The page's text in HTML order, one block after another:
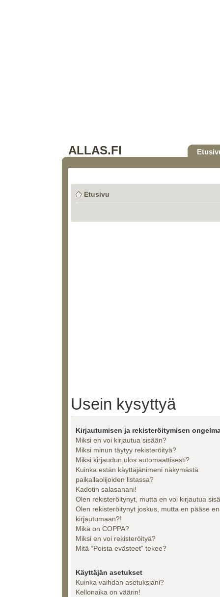
ALLAS.FI
Etusivu
Usein kysyttyä
Kirjautumisen ja rekisteröitymisen
Miksi en voi kirjautua sisään?
Miksi minun täytyy rekisteröityä?
Miksi kirjaudun ulos automaattisesti?
Kuinka estän käyttäjänimeni näkymästä
paikallaolijoiden listassa?
Kadotin salasanani!
Olen rekisteröitynyt, mutta en voi kirjautua
Olen rekisteröitynyt joskus, mutta en pääse
kirjautumaan?!
Mikä on COPPA?
Miksi en voi rekisteröityä?
Mitä “Poista evästeet” tekee?
Käyttäjän asetukset
Kuinka vaihdan asetuksiani?
Kellonaika on väärin!